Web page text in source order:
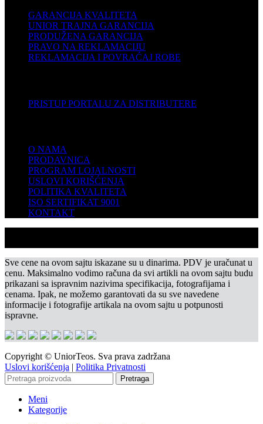
GARANCIJA KVALITETA
UNIOR TRAJNA GARANCIJA
PRODUŽENA GARANCIJA
PRAVO NA REKLAMACIJU
REKLAMACIJA I POVRAĆAJ ROBE
PRISTUP PORTALU ZA DISTRIBUTERE
O NAMA
PRODAVNICA
PROGRAM LOJALNOSTI
USLOVI KORIŠĆENJA
POLITIKA KVALITETA
ISO SERTIFIKAT 9001
KONTAKT
Sve cene na ovom sajtu iskazane su u dinarima. PDV je uračunat u
cenu. Maksimalno vodimo računa da svi artikli na ovom sajtu budu
prikazani sa ispravnim nazivima specifikacija, fotografijama i
cenama. Ipak, ne možemo garantovati da su sve navedene
informacije i fotografije artikala na ovom sajtu u potpunosti
ispravne.
Copyright © UniorTeos. Sva prava zadržana
Uslovi korišćenja | Politika Privatnosti
Pretraga
Meni
Kategorije